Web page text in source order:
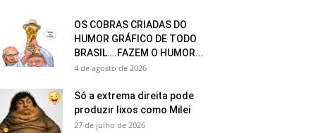
OS COBRAS CRIADAS DO
HUMOR GRÁFICO DE TODO
BRASIL….FAZEM O HUMOR...
4 de agosto de 2026
Só a extrema direita pode
produzir lixos como Milei
27 de julho de 2026